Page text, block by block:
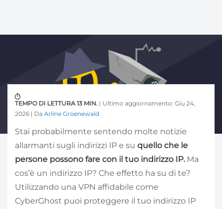
TEMPO DI LETTURA 13 MIN. | Ultimo aggiornamento: Giu 24,
2026 | Da Arline Groenewald
Stai probabilmente sentendo molte notizie
allarmanti sugli indirizzi IP e su quello che le
persone possono fare con il tuo indirizzo IP. Ma
cos’è un indirizzo IP? Che effetto ha su di te?
Utilizzando una VPN affidabile come
CyberGhost puoi proteggere il tuo indirizzo IP